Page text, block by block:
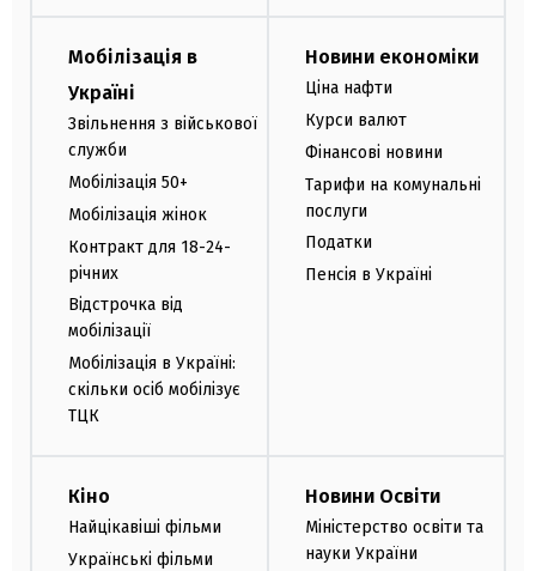
Мобілізація в
Україні
Звільнення з військової
служби
Мобілізація 50+
Мобілізація жінок
Контракт для 18-24-
річних
Відстрочка від
мобілізації
Мобілізація в Україні:
скільки осіб мобілізує
ТЦК
Новини економіки
Ціна нафти
Курси валют
Фінансові новини
Тарифи на комунальні
послуги
Податки
Пенсія в Україні
Кіно
Найцікавіші фільми
Українські фільми
Новини Освіти
Міністерство освіти та
науки України